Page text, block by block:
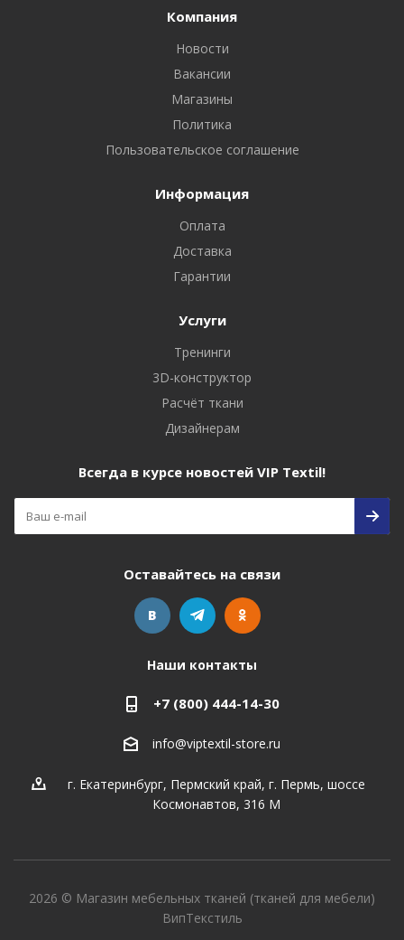
Компания
Новости
Вакансии
Магазины
Политика
Пользовательское соглашение
Информация
Оплата
Доставка
Гарантии
Услуги
Тренинги
3D-конструктор
Расчёт ткани
Дизайнерам
Всегда в курсе новостей VIP Textil!
Оставайтесь на связи
Наши контакты
+7 (800) 444-14-30
info@viptextil-store.ru
г. Екатеринбург, Пермский край, г. Пермь, шоссе
Космонавтов, 316 М
2026 © Магазин мебельных тканей (тканей для мебели)
ВипТекстиль